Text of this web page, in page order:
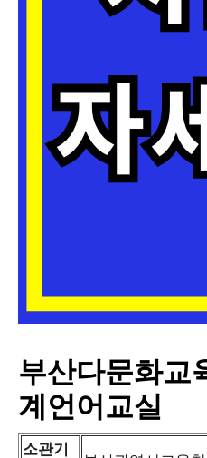
부산다문화교
계언어교실
소관기